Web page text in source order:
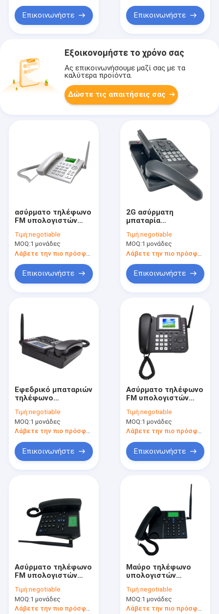
Περίπου εμείς
Γύρος εργοστασίων
Ειδήσεις
τηλεφωνικοων
γραμμών εδάφους
Επικοινωνήστε Επικοινωνήστε
Εξοικονομήστε το χρόνο σας
Ας επικοινωνήσουμε μαζί σας με τα
καλύτερα προϊόντα.
Δώστε τις απαιτήσεις σας
ασύρματο τηλέφωνο
FM υπολογιστών
ραδιο τηλεφωνικός
κατάλογος MP3
Τιμή:negotiable
MOQ:1 μονάδες
Λάβετε την πιο πρόσφατη τιμή
Επικοινωνήστε
2G ασύρματη
μπαταρία
SIM καρτών
1000mAh
υπολογιστών
γραφείου GSM
Τιμή:negotiable
MOQ:1 μονάδες
Επικοινωνήστε
Εφεδρικό μπαταριών
τηλέφωνο
γραφείου GSM
ασύρματο, ασύρματο
τηλέφωνο γραφείων
Τιμή:negotiable
MOQ:1 μονάδες
Λάβετε την πιο πρόσφατη τιμή
Επικοινωνήστε
Ασύρματο τηλέφωνο
FM υπολογιστών
οθόνης χρώματος
ραδιο MP3 πολυ
γλώσσα
Τιμή:negotiable
MOQ:1 μονάδες
Λάβετε την πιο πρόσφατη τιμή
Επικοινωνήστε
Ασύρματο τηλέφωνο
FM υπολογιστών
ξυπνητηριών ραδιο
SMS μόνο
Τιμή:negotiable
MOQ:1 μονάδες
Λάβετε την πιο πρόσφατη τιμή
Μαύρο τηλέφωνο
υπολογιστών
ασύρματο,
βασισμένο στο SIM
τηλέφωνο GSM 2G
Τιμή:negotiable
MOQ:1 μονάδες
Λάβετε την πιο πρόσφατη τιμή